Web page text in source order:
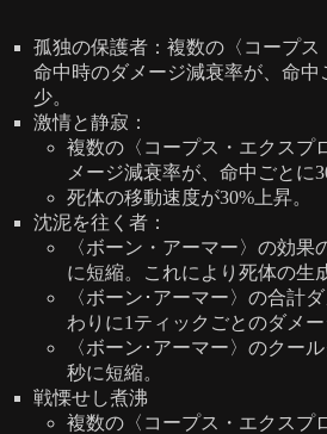
孤独の保護者：複数の〈コープス
命中時のダメージ減衰率が、命中
少。
激情と静寂：
複数の〈コープス・エクスプ
メージ減衰率が、命中ごとに
死体の移動速度が30%上昇。
沈泥を往く者：
〈ボーン・アーマー〉の効果
に短縮。これにより死体の生
〈ボーン･アーマー〉の合計
わりに1ティックごとのダメー
〈ボーン･アーマー〉のクー
秒に短縮。
戦慄せし煮沸
複数の〈コープス・エクスプ